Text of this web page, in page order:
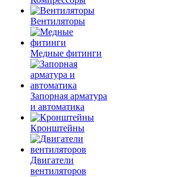
Вентиляторы
Медные фитинги
Запорная арматура
и автоматика
Кронштейны
Двигатели
вентиляторов